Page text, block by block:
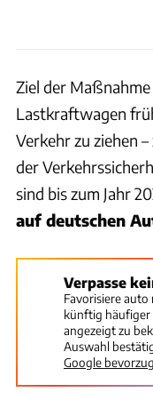
Ziel der
Lastkraftwagen
Verkehr zu ziehen
der
sind bis zum Jahr
auf deutschen
Verpasse
Favorisiere
künftig häufiger
angezeigt zu
Auswahl
Google